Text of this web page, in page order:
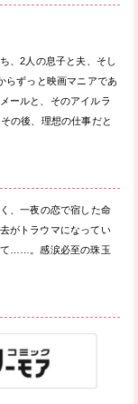
、2人の息子と夫、そし
らずっと映画マニアであ
ールと、そのアイルラ
の後、理想の仕事だと
、一夜の恋で宿した命
がトラウマになってい
て……。感涙必至の珠玉